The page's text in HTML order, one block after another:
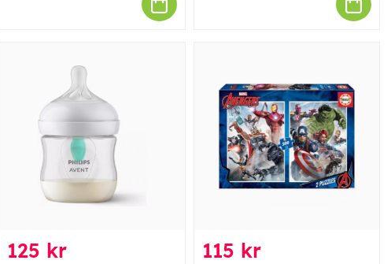
125 kr 115 kr